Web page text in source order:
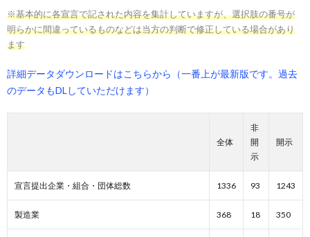
※基本的に各宣言で記された内容を集計していますが、選択肢の番号が
明らかに間違っているものなどは当方の判断で修正している場合があり
ます
詳細データダウンロードはこちらから（一番上が最新版です。過去
のデータもDLしていただけます）
全体
非
開
示
開示
宣言提出企業・組合・団体総数 1336 93 1243
製造業 368 18 350